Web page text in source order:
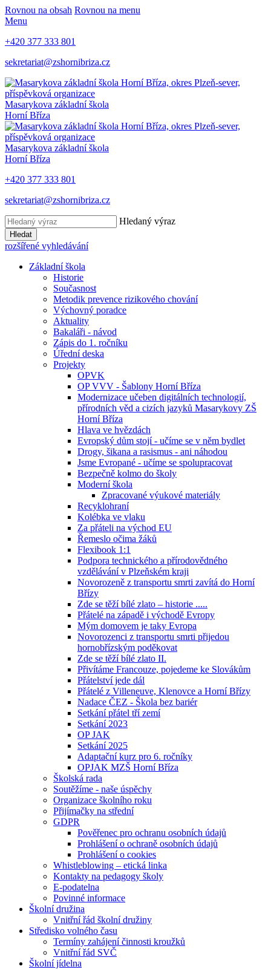
Rovnou na obsah Rovnou na menu
Menu
+420 377 333 801
sekretariat@zshornibriza.cz
Masarykova základní škola
Horní Bříza
Masarykova základní škola
Horní Bříza
+420 377 333 801
sekretariat@zshornibriza.cz
Hledaný výraz
Hledat
rozšířené vyhledávání
Základní škola
Historie
Současnost
Metodik prevence rizikového chování
Výchovný poradce
Aktuality
Bakaláři - návod
Zápis do 1. ročníku
Úřední deska
Projekty
OPVK
OP VVV - Šablony Horní Bříza
Modernizace učeben digitálních technologií,
přírodních věd a cizích jazyků Masarykovy ZŠ
Horní Bříza
Hlava ve hvězdách
Evropský dům stojí - učíme se v něm bydlet
Drogy, šikana a rasismus - ani náhodou
Jsme Evropané - učíme se spolupracovat
Bezpečně kolmo do školy
Moderní škola
Zpracované výukové materiály
Recyklohraní
Kolébka ve vlaku
Za přáteli na východ EU
Řemeslo očima žáků
Flexibook 1:1
Podpora technického a přírodovědného
vzdělávání v Plzeňském kraji
Novorozeně z transportu smrti zavítá do Horní
Břízy
Zde se těží bílé zlato – historie .....
Přátelé na západě i východě Evropy
Mým domovem je taky Evropa
Novorozenci z transportu smrti přijedou
hornobřízským poděkovat
Zde se těží bílé zlato II.
Přivítáme Francouze, pojedeme ke Slovákům
Přátelství jede dál
Přátelé z Villeneuve, Klenovce a Horní Břízy
Nadace ČEZ - Škola bez bariér
Setkání přátel tří zemí
Setkání 2023
OP JAK
Setkání 2025
Adaptační kurz pro 6. ročníky
OPJAK MZŠ Horní Bříza
Školská rada
Soutěžíme - naše úspěchy
Organizace školního roku
Přijímačky na střední
GDPR
Pověřenec pro ochranu osobních údajů
Prohlášení o ochraně osobních údajů
Prohlášení o cookies
Whistleblowing – etická linka
Kontakty na pedagogy školy
E-podatelna
Povinné informace
Školní družina
Vnitřní řád školní družiny
Středisko volného času
Termíny zahájení činnosti kroužků
Vnitřní řád SVČ
Školní jídelna